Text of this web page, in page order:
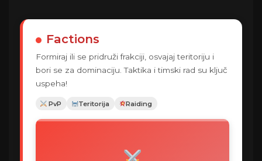
Factions
Formiraj ili se pridruži frakciji, osvajaj teritoriju i
bori se za dominaciju. Taktika i timski rad su ključ
uspeha!
️ PvP Teritorija Raiding